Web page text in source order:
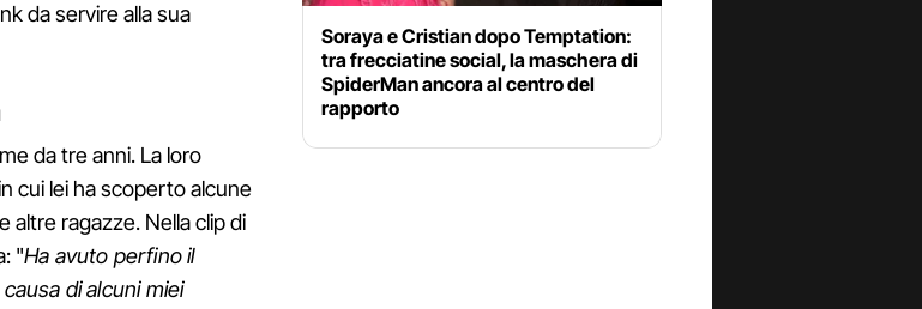
da servire alla sua
da tre anni. La loro
cui lei ha scoperto alcune
ragazze. Nella clip di
"Ha avuto perfino il
di alcuni miei
Soraya e Cristian dopo Temptation:
tra frecciatine social, la maschera di
SpiderMan ancora al centro del
rapporto